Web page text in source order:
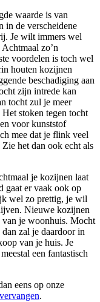
waarde is van
in de verscheidene
Je wilt immers wel
zo’n
voordelen is toch wel
houten kozijnen
beschadiging aan
zijn intrede kan
tocht zul je meer
stoken tegen tocht
voor kunststof
mee dat je flink veel
het dan ook echt als
je kozijnen laat
gaat er vaak ook op
wel zo prettig, je wil
Nieuwe kozijnen
van je woonhuis. Mocht
zal je daardoor in
van je huis. Je
een fantastisch
eens op onze
.